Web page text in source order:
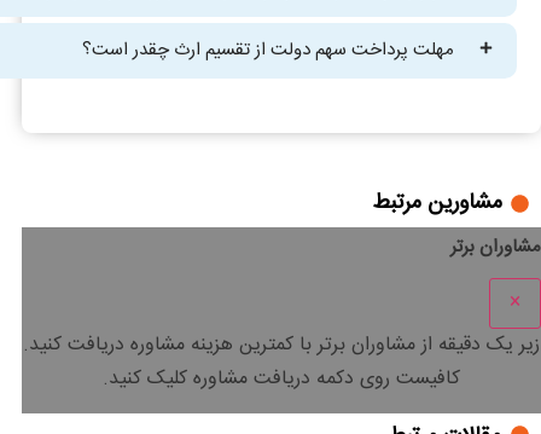
مهلت پرداخت سهم دولت از تقسیم ارث چقدر است؟
مشاورین مرتبط
مشاوران برتر
×
زیر یک دقیقه از مشاوران برتر باکمترین هزینه مشاوره دریافت کنید.
کافیست روی دکمه دریافت مشاوره کلیک کنید.